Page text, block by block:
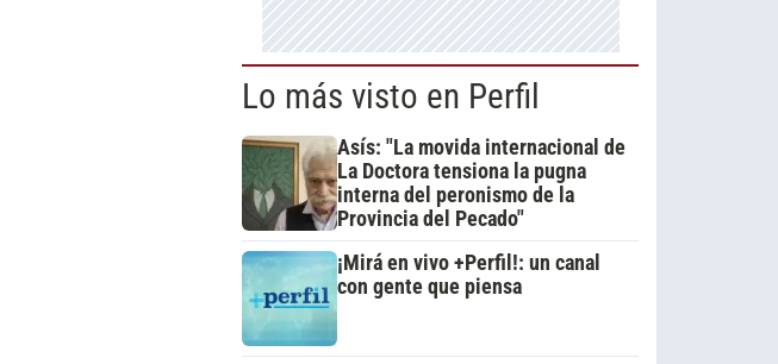
Lo más visto en Perfil
Asís: "La movida internacional de
La Doctora tensiona la pugna
interna del peronismo de la
Provincia del Pecado"
¡Mirá en vivo +Perfil!: un canal
con gente que piensa